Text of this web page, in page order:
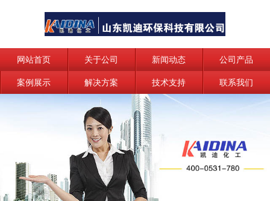
网站首页 关于公司 新闻动态 公司产品
案例展示 解决方案 技术支持 联系我们